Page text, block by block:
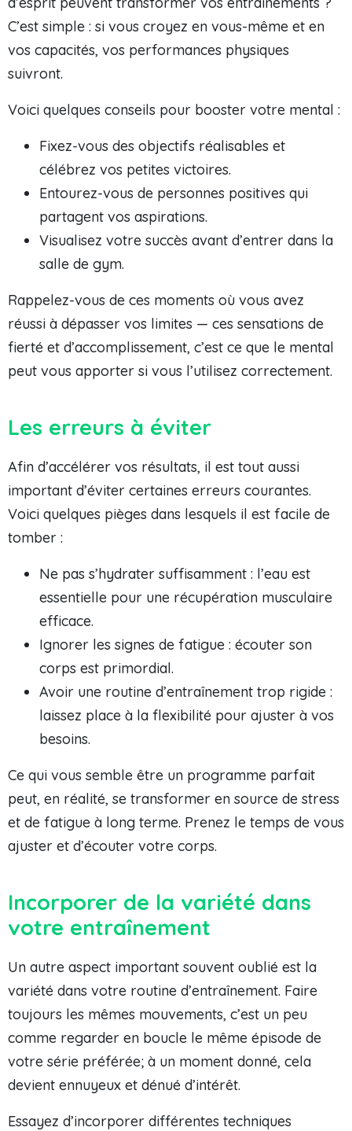
C’est simple : si vous croyez en vous-même et en
vos capacités, vos performances physiques
suivront.
Voici quelques conseils pour booster votre mental :
Fixez-vous des objectifs réalisables et
célébrez vos petites victoires.
Entourez-vous de personnes positives qui
partagent vos aspirations.
Visualisez votre succès avant d’entrer dans la
salle de gym.
Rappelez-vous de ces moments où vous avez
réussi à dépasser vos limites — ces sensations de
fierté et d’accomplissement, c’est ce que le mental
peut vous apporter si vous l’utilisez correctement.
Les erreurs à éviter
Afin d’accélérer vos résultats, il est tout aussi
important d’éviter certaines erreurs courantes.
Voici quelques pièges dans lesquels il est facile de
tomber :
Ne pas s’hydrater suffisamment : l’eau est
essentielle pour une récupération musculaire
efficace.
Ignorer les signes de fatigue : écouter son
corps est primordial.
Avoir une routine d’entraînement trop rigide :
laissez place à la flexibilité pour ajuster à vos
besoins.
Ce qui vous semble être un programme parfait
peut, en réalité, se transformer en source de stress
et de fatigue à long terme. Prenez le temps de vous
ajuster et d’écouter votre corps.
Incorporer de la variété dans
votre entraînement
Un autre aspect important souvent oublié est la
variété dans votre routine d’entraînement. Faire
toujours les mêmes mouvements, c’est un peu
comme regarder en boucle le même épisode de
votre série préférée; à un moment donné, cela
devient ennuyeux et dénué d’intérêt.
Essayez d’incorporer différentes techniques